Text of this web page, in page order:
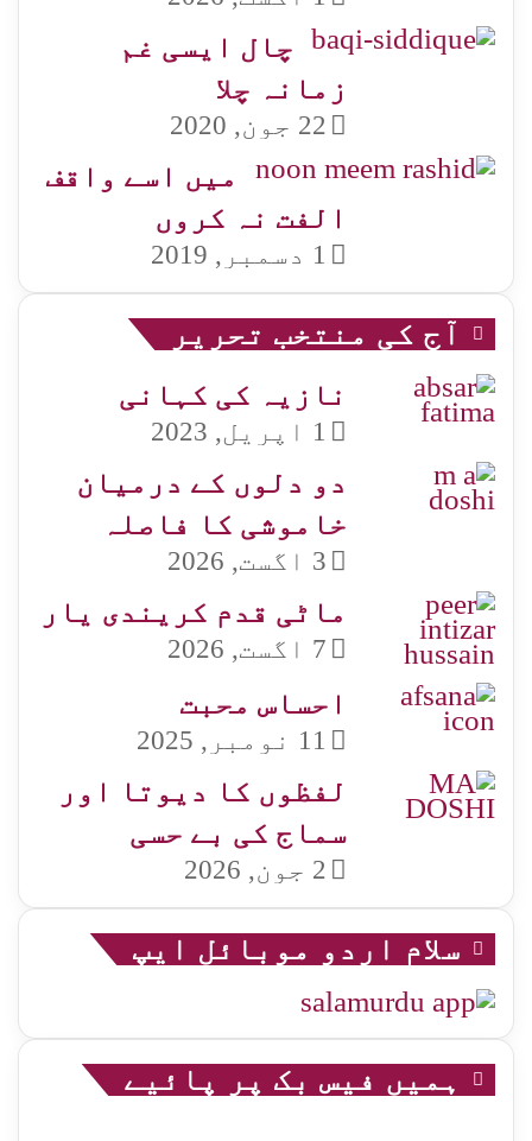
چال ایسی غم
زمانہ چلا
22 جون, 2020
میں اسے واقف
الفت نہ کروں
1 دسمبر, 2019
آج کی منتخب تحریر
نازیہ کی کہانی
1 اپریل, 2023
دو دلوں کے درمیان
خاموشی کا فاصلہ
3 اگست, 2026
ماٹی قدم کریندی یار
7 اگست, 2026
احساس محبت
11 نومبر, 2025
لفظوں کا دیوتا اور
سماج کی بے حسی
2 جون, 2026
سلام اردو موبائل ایپ
ہمیں فیس بک پر پائیے